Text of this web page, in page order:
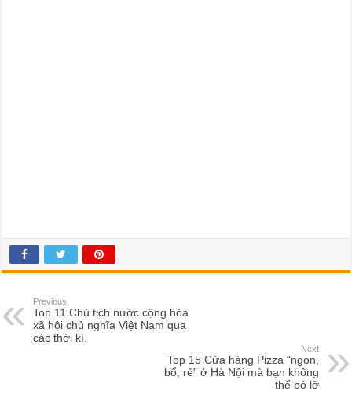
Previous
Top 11 Chủ tịch nước cộng hòa
xã hội chủ nghĩa Việt Nam qua
các thời kì.
Next
Top 15 Cửa hàng Pizza “ngon,
bổ, rẻ” ở Hà Nội mà bạn không
thể bỏ lỡ